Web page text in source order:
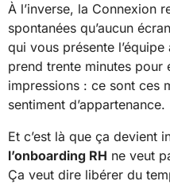
À l’inverse, la Connexion
spontanées qu’aucun
qui vous présente
prend trente minutes pour
impressions : ce sont ces
sentiment d’appartenance.
Et c’est là que ça devient
l’onboarding RH ne veut
Ça veut dire libérer du